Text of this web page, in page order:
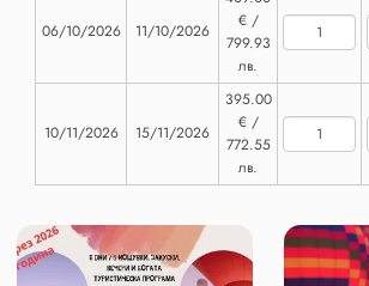
06/10/2026 11/10/2026
€ /
799.93
лв.
10/11/2026 15/11/2026
395.00
€ /
772.55
лв.